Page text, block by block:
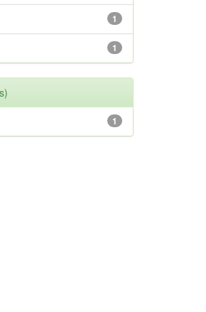
1
1
1